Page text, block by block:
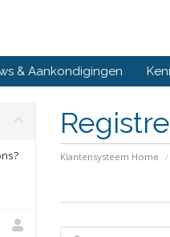
& Aankondigingen
Klantensysteem Home